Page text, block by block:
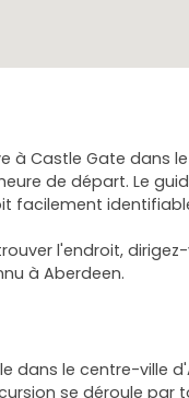
à Castle Gate dans
de départ. Le
facilement
l'endroit,
à Aberdeen.
dans le centre-ville
se déroule par